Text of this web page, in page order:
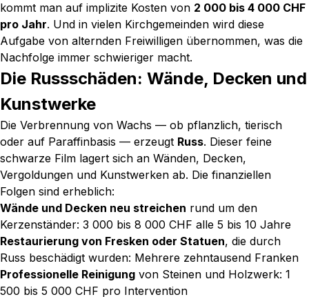
kommt man auf implizite Kosten von 2 000 bis 4 000 CHF
pro Jahr. Und in vielen Kirchgemeinden wird diese
Aufgabe von alternden Freiwilligen übernommen, was die
Nachfolge immer schwieriger macht.
Die Russschäden: Wände, Decken und
Kunstwerke
Die Verbrennung von Wachs — ob pflanzlich, tierisch
oder auf Paraffinbasis — erzeugt Russ. Dieser feine
schwarze Film lagert sich an Wänden, Decken,
Vergoldungen und Kunstwerken ab. Die finanziellen
Folgen sind erheblich:
Wände und Decken neu streichen rund um den
Kerzenständer: 3 000 bis 8 000 CHF alle 5 bis 10 Jahre
Restaurierung von Fresken oder Statuen, die durch
Russ beschädigt wurden: Mehrere zehntausend Franken
Professionelle Reinigung von Steinen und Holzwerk: 1
500 bis 5 000 CHF pro Intervention